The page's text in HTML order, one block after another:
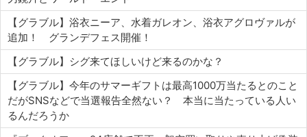
【グラブル】浴衣ニーア、水着ガレオン、浴衣アグロヴァルが
追加！ グランデフェス開催！
【グラブル】シグ来てほしいけど来るのかな？
【グラブル】今年のサマーギフトは最高1000万当たるとのこと
だがSNSなどで当選報告全然ない？ 本当に当たっている人い
るんだろうか